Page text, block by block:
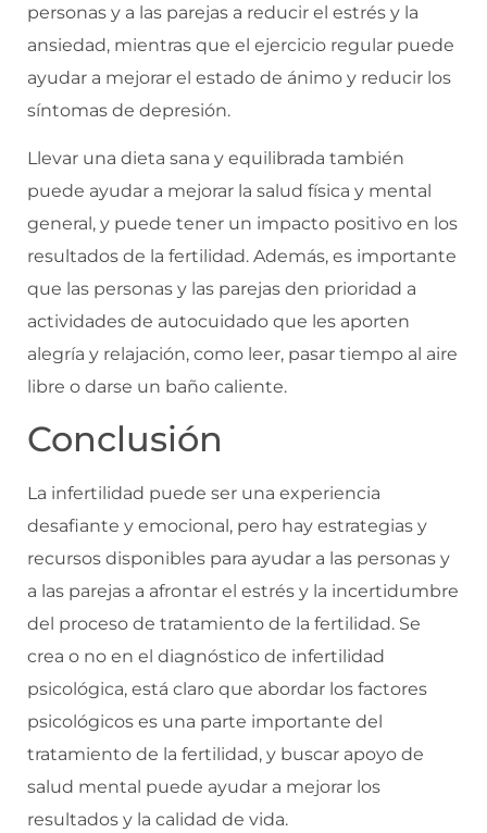
personas y a las parejas a reducir el estrés y la
ansiedad, mientras que el ejercicio regular puede
ayudar a mejorar el estado de ánimo y reducir los
síntomas de depresión.
Llevar una dieta sana y equilibrada también
puede ayudar a mejorar la salud física y mental
general, y puede tener un impacto positivo en los
resultados de la fertilidad. Además, es importante
que las personas y las parejas den prioridad a
actividades de autocuidado que les aporten
alegría y relajación, como leer, pasar tiempo al aire
libre o darse un baño caliente.
Conclusión
La infertilidad puede ser una experiencia
desafiante y emocional, pero hay estrategias y
recursos disponibles para ayudar a las personas y
a las parejas a afrontar el estrés y la incertidumbre
del proceso de tratamiento de la fertilidad. Se
crea o no en el diagnóstico de infertilidad
psicológica, está claro que abordar los factores
psicológicos es una parte importante del
tratamiento de la fertilidad, y buscar apoyo de
salud mental puede ayudar a mejorar los
resultados y la calidad de vida.